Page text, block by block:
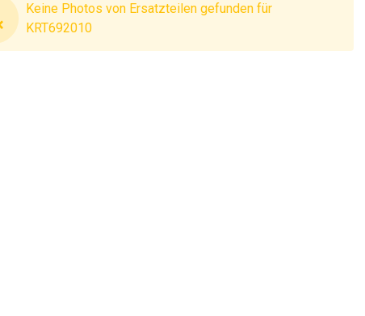
Keine Photos von Ersatzteilen gefunden für
KRT692010